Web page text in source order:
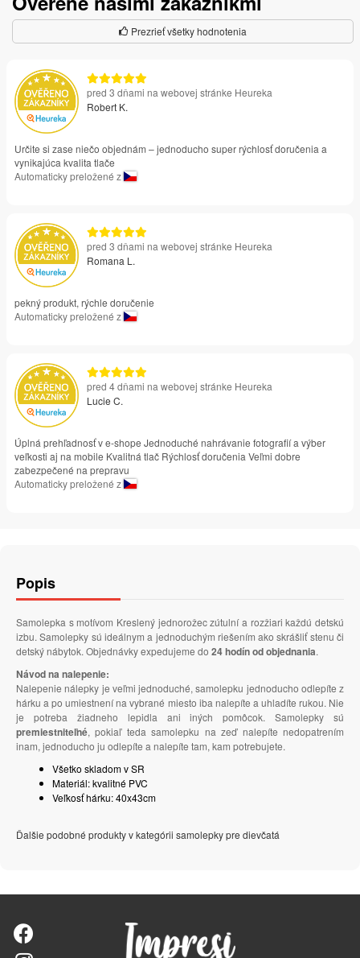
Prezrieť všetky hodnotenia
pred 3 dňami na webovej stránke Heureka
Robert K.
Určite si zase niečo objednám – jednoducho super rýchlosť doručenia a
vynikajúca kvalita tlače
Automaticky preložené z
pred 3 dňami na webovej stránke Heureka
Romana L.
pekný produkt, rýchle doručenie
Automaticky preložené z
pred 4 dňami na webovej stránke Heureka
Lucie C.
Úplná prehľadnosť v e-shope Jednoduché nahrávanie fotografií a výber
veľkosti aj na mobile Kvalitná tlač Rýchlosť doručenia Veľmi dobre
zabezpečené na prepravu
Automaticky preložené z
Popis
Samolepka s motívom Kreslený jednorožec zútulní a rozžiari každú detskú
izbu. Samolepky sú ideálnym a jednoduchým riešením ako skrášliť stenu či
detský nábytok. Objednávky expedujeme do 24 hodín od objednania.
Návod na nalepenie:
Nalepenie nálepky je veľmi jednoduché, samolepku jednoducho odlepíte z
hárku a po umiestnení na vybrané miesto iba nalepíte a uhladíte rukou. Nie
je potreba žiadneho lepidla ani iných pomôcok. Samolepky sú
premiestniteľné, pokiaľ teda samolepku na zeď nalepíte nedopatrením
inam, jednoducho ju odlepíte a nalepíte tam, kam potrebujete.
Všetko skladom v SR
Materiál: kvalitné PVC
Veľkosť hárku: 40x43cm
Ďalšie podobné produkty v kategórii samolepky pre dievčatá